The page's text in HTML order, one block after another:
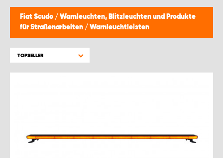
Fiat Scudo / Warnleuchten, Blitzleuchten und Produkte
für Straßenarbeiten / Warnleuchtleisten
TOPSELLER